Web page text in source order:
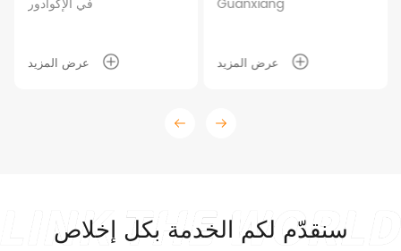
سنقدّم لكم الخدمة بكل إخلاص